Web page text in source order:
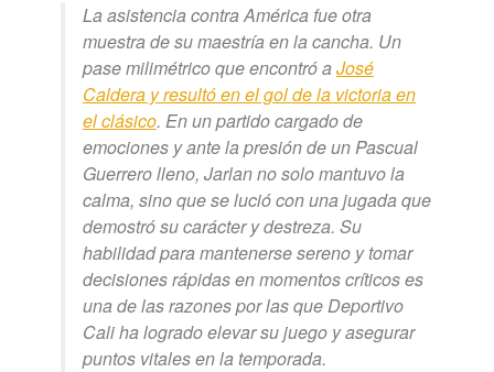
La asistencia contra América fue otra
muestra de su maestría en la cancha. Un
pase milimétrico que encontró aJosé
Caldera y resultó en el gol de la victoria en
el clásico. En un partido cargado de
emociones y ante la presión de un Pascual
Guerrero lleno, Jarlan no solo mantuvo la
calma, sino que se lució con una jugada que
demostró su carácter y destreza. Su
habilidad para mantenerse sereno y tomar
decisiones rápidas en momentos críticos es
una de las razones por las que Deportivo
Cali ha logrado elevar su juego y asegurar
puntos vitales en la temporada.